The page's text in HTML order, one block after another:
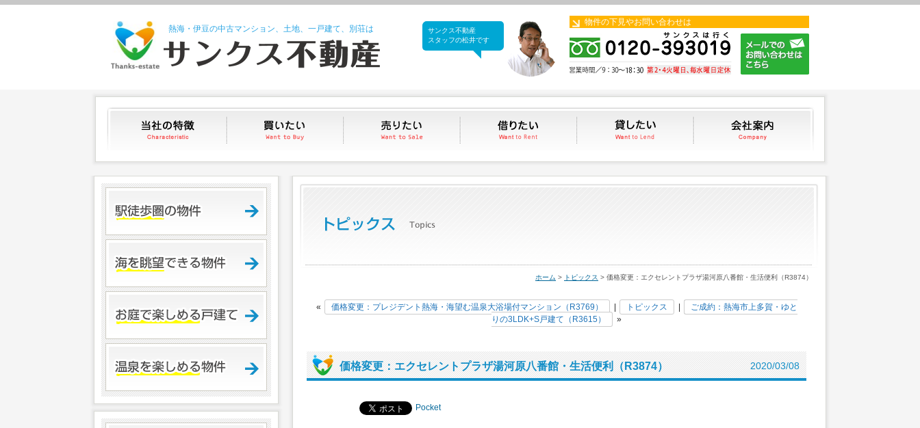
熱海・伊豆の中古マンション、土地、一戸建て、別荘は
サンクス不動産
サンクス不動産
スタッフの松井です
物件の下見やお問い合わせは
当社の特徴 買いたい 売りたい 借りたい 貸したい
ホーム > トピックス > 価格変更：エクセレントプラザ湯河原八番館・生活便利（R3874）
« 価格変更：プレジデント熱海・海望む温泉大浴場付マンション（R3769） トピックス
ご成約：熱海市上多賀・ゆと
りの3LDK+S戸建て（R3615）
»
価格変更：エクセレントプラザ湯河原八番館・生活便利（R3874） 2020/03/08
Pocket